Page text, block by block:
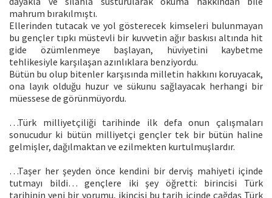
mahrum bırakılmıştı.
Ellerinden tutacak ve yol gösterecek kimseleri bulunmayan
bu gençler tıpkı müstevli bir kuvvetin ağır baskısı altında hit
gide özümlenmeye başlayan, hüviyetini kaybetme
tehlikesiyle karşılaşan azınlıklara benziyordu.
Bütün bu olup bitenler karşısında milletin hakkını koruyacak,
ona layık olduğu huzur ve sükunu sağlayacak herhangi bir
müessese de görünmüyordu.
…Türk milliyetçiliği tarihinde ilk defa onun çalışmaları
sonucudur ki bütün milliyetçi gençler tek bir bütün haline
gelmişler, dağılmaktan ve ezilmekten kurtulmuşlardır.
…Taşer her şeyden önce kendini bir derviş mahiyeti içinde
tutmayı bildi… gençlere iki şey öğretti: birincisi Türk
tarihinin yeni bir yorumu, ikincisi bu tarih içinde çağdaş Türk